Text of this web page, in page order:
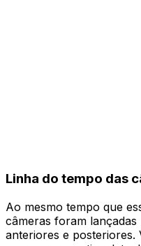
Linha do tempo das
Ao mesmo tempo que
câmeras foram
anteriores e posteriores.